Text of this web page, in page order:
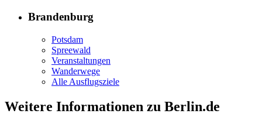
Brandenburg
Potsdam
Spreewald
Veranstaltungen
Wanderwege
Alle Ausflugsziele
Weitere Informationen zu Berlin.de